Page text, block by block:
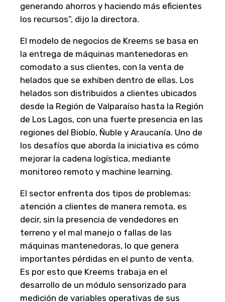
generando ahorros y haciendo más eficientes
los recursos”, dijo la directora.
El modelo de negocios de Kreems se basa en
la entrega de máquinas mantenedoras en
comodato a sus clientes, con la venta de
helados que se exhiben dentro de ellas. Los
helados son distribuidos a clientes ubicados
desde la Región de Valparaíso hasta la Región
de Los Lagos, con una fuerte presencia en las
regiones del Biobío, Ñuble y Araucanía. Uno de
los desafíos que aborda la iniciativa es cómo
mejorar la cadena logística, mediante
monitoreo remoto y machine learning.
El sector enfrenta dos tipos de problemas:
atención a clientes de manera remota, es
decir, sin la presencia de vendedores en
terreno y el mal manejo o fallas de las
máquinas mantenedoras, lo que genera
importantes pérdidas en el punto de venta.
Es por esto que Kreems trabaja en el
desarrollo de un módulo sensorizado para
medición de variables operativas de sus